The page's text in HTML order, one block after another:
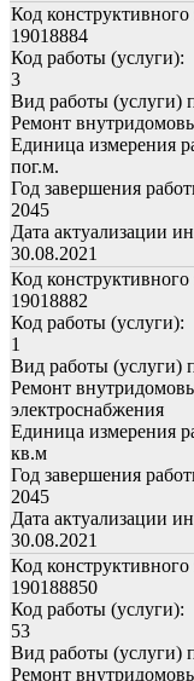
Код
19018884
Код работы (услуги):
3
Вид работы (услуги)
Ремонт
Единица измерения
пог.м.
Год завершения
2045
Дата актуализации
30.08.2021
Код
19018882
Код работы (услуги):
1
Вид работы (услуги)
Ремонт
электроснабжения
Единица измерения
кв.м
Год завершения
2045
Дата актуализации
30.08.2021
Код
190188850
Код работы (услуги):
53
Вид работы (услуги)
Ремонт